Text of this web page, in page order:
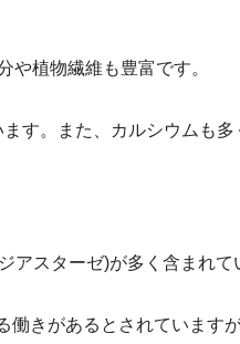
植物繊維も豊富です。
す。また、カルシウムも
アスターゼ)が多く含まれて
きがあるとされています